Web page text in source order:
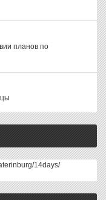
планов по
14days/